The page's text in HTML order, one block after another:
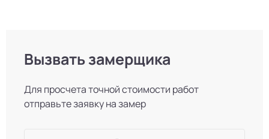
Вызвать замерщика
Для просчета точной стоимости работ
отправьте заявку на замер